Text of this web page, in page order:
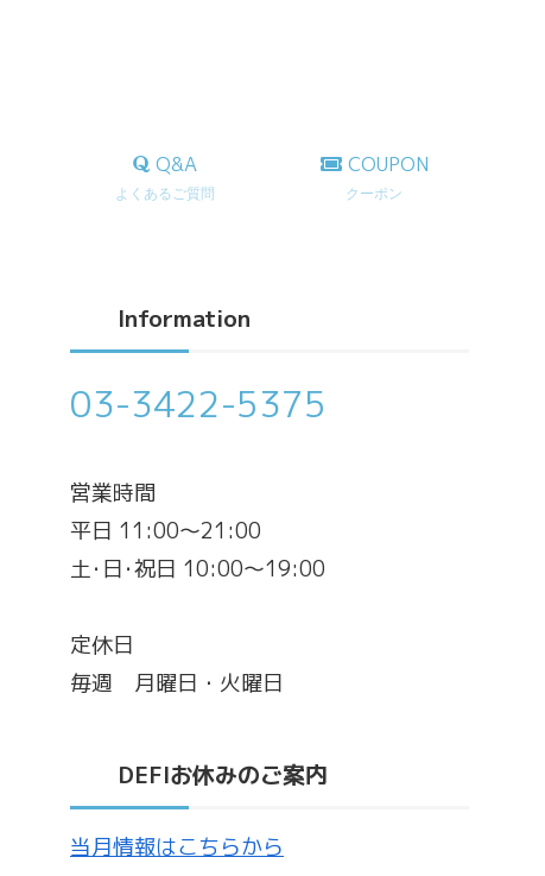
Q&A
よくあるご質問
COUPON
クーポン
Information
03-3422-5375
営業時間
平日 11:00～21:00
土･日･祝日 10:00～19:00
定休日
毎週 月曜日・火曜日
DEFIお休みのご案内
当月情報はこちらから